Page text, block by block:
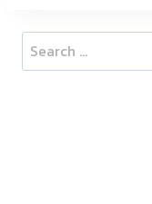
Search
for: